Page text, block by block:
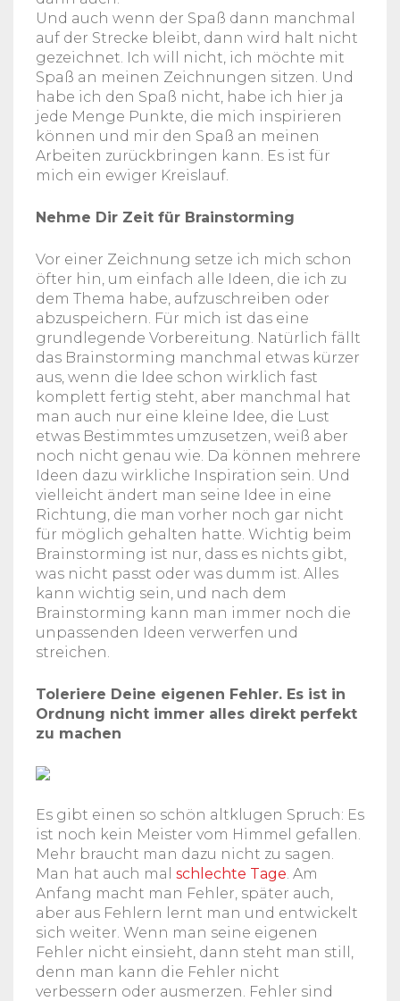
Und auch wenn der Spaß dann manchmal
auf der Strecke bleibt, dann wird halt nicht
gezeichnet. Ich will nicht, ich möchte mit
Spaß an meinen Zeichnungen sitzen. Und
habe ich den Spaß nicht, habe ich hier ja
jede Menge Punkte, die mich inspirieren
können und mir den Spaß an meinen
Arbeiten zurückbringen kann. Es ist für
mich ein ewiger Kreislauf.
Nehme Dir Zeit für Brainstorming
Vor einer Zeichnung setze ich mich schon
öfter hin, um einfach alle Ideen, die ich zu
dem Thema habe, aufzuschreiben oder
abzuspeichern. Für mich ist das eine
grundlegende Vorbereitung. Natürlich fällt
das Brainstorming manchmal etwas kürzer
aus, wenn die Idee schon wirklich fast
komplett fertig steht, aber manchmal hat
man auch nur eine kleine Idee, die Lust
etwas Bestimmtes umzusetzen, weiß aber
noch nicht genau wie. Da können mehrere
Ideen dazu wirkliche Inspiration sein. Und
vielleicht ändert man seine Idee in eine
Richtung, die man vorher noch gar nicht
für möglich gehalten hatte. Wichtig beim
Brainstorming ist nur, dass es nichts gibt,
was nicht passt oder was dumm ist. Alles
kann wichtig sein, und nach dem
Brainstorming kann man immer noch die
unpassenden Ideen verwerfen und
streichen.
Toleriere Deine eigenen Fehler. Es ist in
Ordnung nicht immer alles direkt perfekt
zu machen
Es gibt einen so schön altklugen Spruch: Es
ist noch kein Meister vom Himmel gefallen.
Mehr braucht man dazu nicht zu sagen.
Man hat auch mal schlechte Tage. Am
Anfang macht man Fehler, später auch,
aber aus Fehlern lernt man und entwickelt
sich weiter. Wenn man seine eigenen
Fehler nicht einsieht, dann steht man still,
denn man kann die Fehler nicht
verbessern oder ausmerzen. Fehler sind